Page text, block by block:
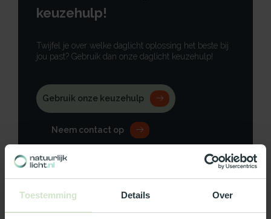
Toestemming Details Over
keuzehulp!
Twijfel je over welke daglicht oplossing het beste bij
jou past? Gebruik dan onze daglicht keuzehulp!
Gebruik onze keuzehulp
Neem contact op